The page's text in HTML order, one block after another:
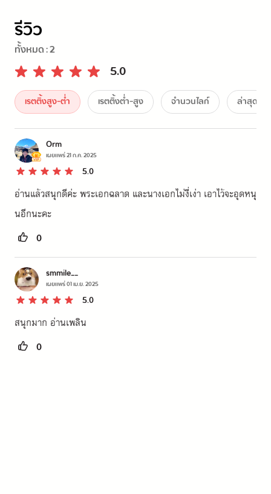
รีวิว
ทั้งหมด :2
5.0
เรตติ้งสูง-ต่ำ เรตติ้งต่ำ-สูง จำนวนไลก์ ล่าสุด
Orm
เผยแพร่21 ก.ค. 2025
5.0
อ่านแล้วสนุกดีค่ะ พระเอกฉลาด และนางเอกไม่งี่เง่า เอาไว้จะอุดหนุ
นอีกนะคะ
0
smmile__
เผยแพร่01 เม.ย. 2025
5.0
สนุกมาก อ่านเพลิน
0